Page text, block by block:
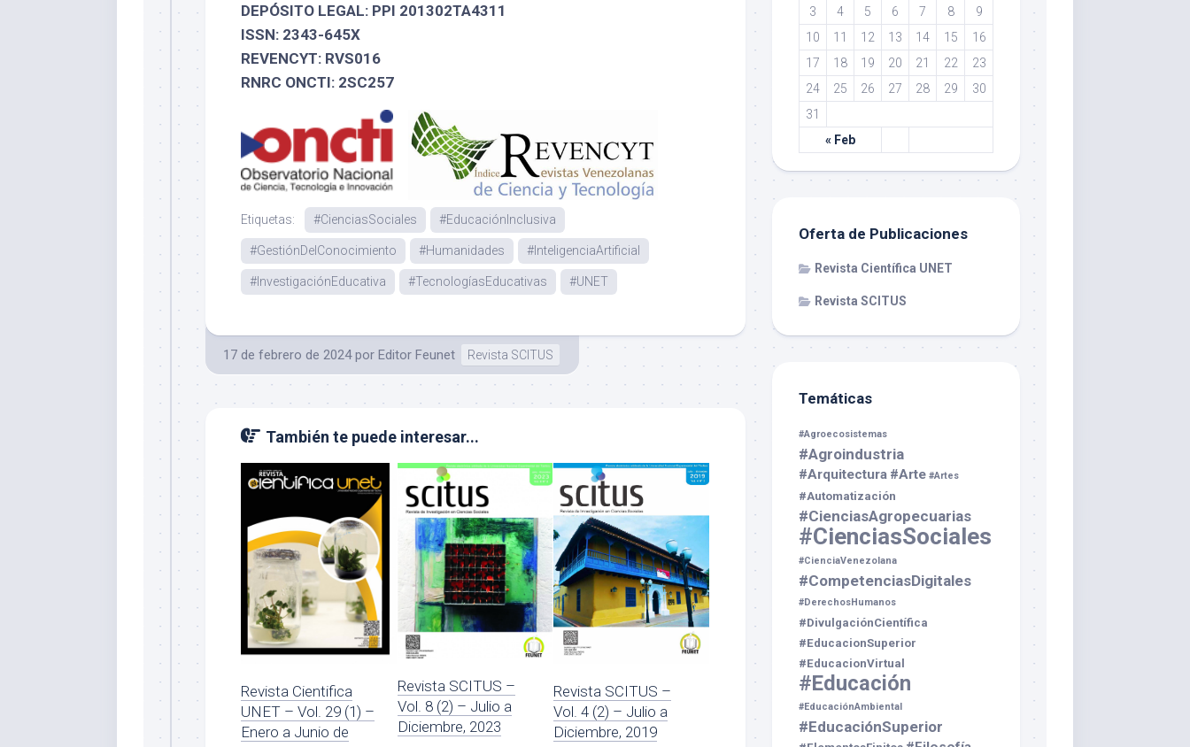
DEPÓSITO LEGAL: PPI 201302TA4311
ISSN: 2343-645X
REVENCYT: RVS016
RNRC ONCTI: 2SC257
Etiquetas: #CienciasSociales #EducaciónInclusiva
#GestiónDelConocimiento #Humanidades #InteligenciaArtificial
#InvestigaciónEducativa #TecnologíasEducativas #UNET
17 de febrero de 2024 por Editor Feunet Revista SCITUS
También te puede interesar...
Revista Cientifica
UNET – Vol. 29 (1) –
Enero a Junio de
Revista SCITUS –
Vol. 8 (2) – Julio a
Diciembre, 2023
Revista SCITUS –
Vol. 4 (2) – Julio a
Diciembre, 2019
« Feb
3
4 5 6 7 8
9
10
11 12 13 14 15
16
17
18 19 20 21 22
23
24
25 26 27 28 29
30
31
Oferta de Publicaciones
Revista Científica UNET
Revista SCITUS
Temáticas
#Agroecosistemas
#Agroindustria
#Arquitectura #Arte #Artes
#Automatización
#CienciasAgropecuarias
#CienciasSociales
#CienciaVenezolana
#CompetenciasDigitales
#DerechosHumanos
#DivulgaciónCientífica
#EducacionSuperior
#EducacionVirtual
#Educación
#EducaciónAmbiental
#EducaciónSuperior